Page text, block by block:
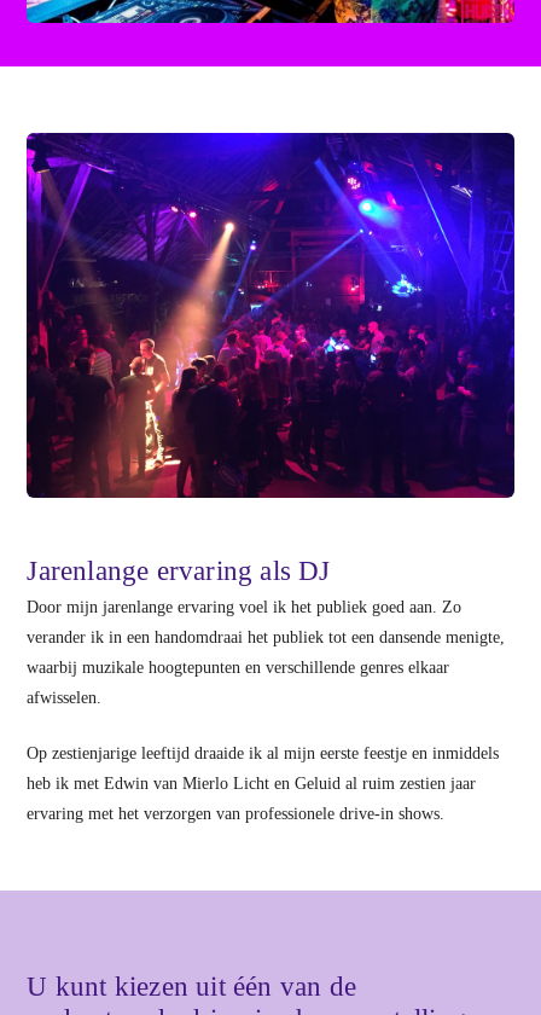
Jarenlange ervaring als DJ
Door mijn jarenlange ervaring voel ik het publiek goed aan. Zo
verander ik in een handomdraai het publiek tot een dansende menigte,
waarbij muzikale hoogtepunten en verschillende genres elkaar
afwisselen.
Op zestienjarige leeftijd draaide ik al mijn eerste feestje en inmiddels
heb ik met Edwin van Mierlo Licht en Geluid al ruim zestien jaar
ervaring met het verzorgen van professionele drive-in shows.
U kunt kiezen uit één van de